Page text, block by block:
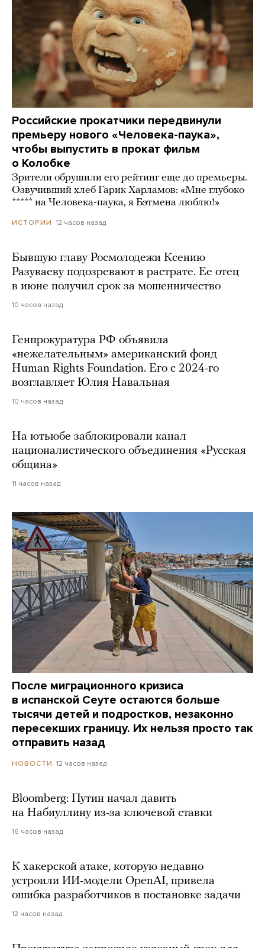
Российские прокатчики передвинули
премьеру нового «Человека-паука»,
чтобы выпустить в прокат фильм
о Колобке
Зрители обрушили его рейтинг еще до премьеры.
Озвучивший хлеб Гарик Харламов: «Мне глубоко
***** на Человека-паука, я Бэтмена люблю!»
ИСТОРИИ 12 часов назад
Бывшую главу Росмолодежи Ксению
Разуваеву подозревают в растрате. Ее отец
в июне получил срок за мошенничество
10 часов назад
Генпрокуратура РФ объявила
«нежелательным» американский фонд
Human Rights Foundation. Его с 2024-го
возглавляет Юлия Навальная
10 часов назад
На ютьюбе заблокировали канал
националистического объединения «Русская
община»
11 часов назад
После миграционного кризиса
в испанской Сеуте остаются больше
тысячи детей и подростков, незаконно
пересекших границу. Их нельзя просто так
отправить назад
НОВОСТИ 12 часов назад
Bloomberg: Путин начал давить
на Набиуллину из-за ключевой ставки
16 часов назад
К хакерской атаке, которую недавно
устроили ИИ-модели OpenAI, привела
ошибка разработчиков в постановке задачи
12 часов назад